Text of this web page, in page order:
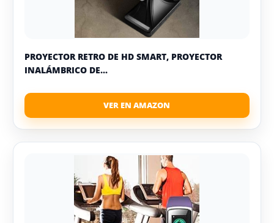
PROYECTOR RETRO DE HD SMART, PROYECTOR
INALÁMBRICO DE...